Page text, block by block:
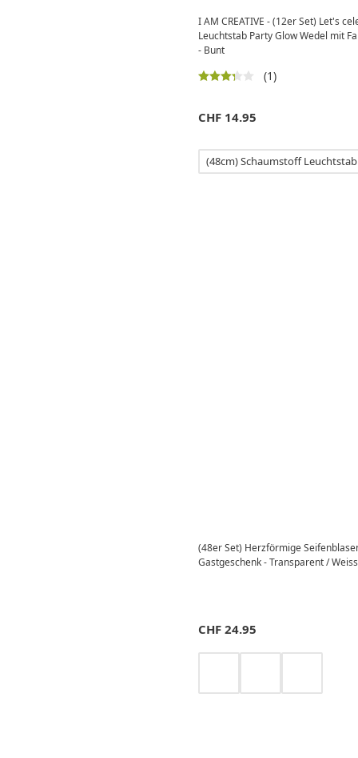
I AM CREATIVE - (12er Set) Let's
Leuchtstab Party Glow Wedel mit
- Bunt
(1)
CHF 14.95
(48cm) Schaumstoff Leuchtstab
(48er Set) Herzförmige
Gastgeschenk - Transparent / Weiss
CHF 24.95